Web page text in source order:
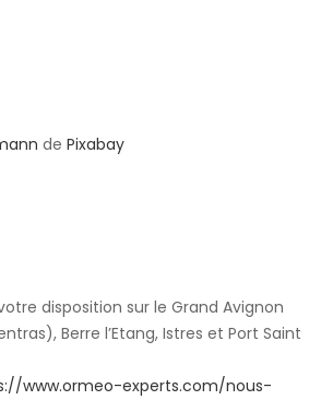
de Pixabay
disposition sur le Grand Avignon
Berre l’Etang, Istres et Port Saint
www.ormeo-experts.com/nous-